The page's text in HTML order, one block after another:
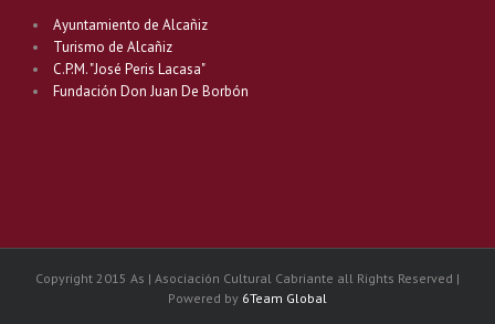
Ayuntamiento de Alcañiz
Turismo de Alcañiz
C.P.M. "José Peris Lacasa"
Fundación Don Juan De Borbón
Copyright 2015 As | Asociación Cultural Cabriante all Rights Reserved |
Powered by 6Team Global